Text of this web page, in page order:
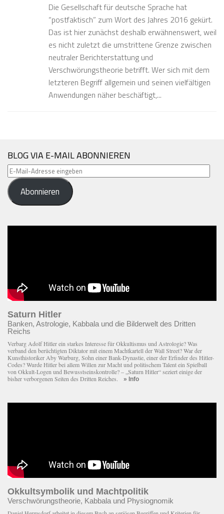
Die Gesellschaft für deutsche Sprache hat
“postfaktisch” zum Wort des Jahres 2016 gekürt.
Das ist hier zunächst deshalb erwähnenswert, weil
es nicht zuletzt die umstrittene Grenze zwischen
neutraler Berichterstattung und
Verschwörungstheorie betrifft. Wer sich mit dem
letzteren Begriff allgemein und seinen vielfältigen
Anwendungen näher beschäftigt,...
BLOG VIA E-MAIL ABONNIEREN
E-
Mail-
Adresse
eingeben
Abonnieren
Saturn Hitler
Banken, Astrologie, Kabbala und die Bilderwelt des Dritten
Reichs
Verbarg Adolf Hitler ein starkes Interesse für Okkultismus und Astrologie? Was
verband den berüchtigten Diktator mit einem Macht­kartell der Wall Street? War der
Kunsthistoriker Aby Warburg, Sohn einer Bank-Dynastie, einer der Erfinder des Hitler-
Codes? Wurde Hitler bei allem Willen zur Macht und politischem Talent ein Spielball
von Okkult-Logen und Bewusstseinskontrolle? – „Saturn Hitler“ seziert einige der
bisher verborgenen Seiten des Dritten Reiches. » Info
Okkultsymbolik und Machtpolitik
Verschwörungstheorie, Kabbala und Physiognomik